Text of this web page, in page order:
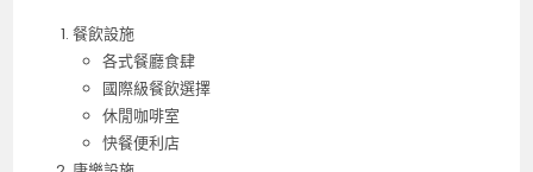
餐飲設施
各式餐廳食肆
國際級餐飲選擇
休閒咖啡室
快餐便利店